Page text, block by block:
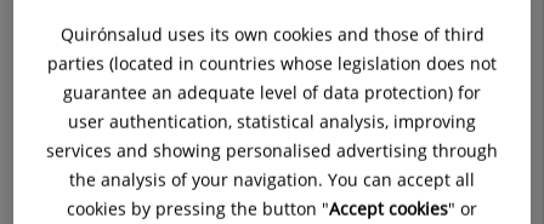
Hospital Quirónsalud Barcelona. Escáner intraoperatorio
Quirónsalud uses its own cookies and those of third
parties (located in countries whose legislation does not
guarantee an adequate level of data protection) for
user authentication, statistical analysis, improving
services and showing personalised advertising through
the analysis of your navigation. You can accept all
cookies by pressing the button "Accept cookies" or